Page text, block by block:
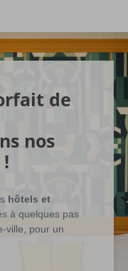
de
nos
hôtels et
à quelques pas
ville, pour un